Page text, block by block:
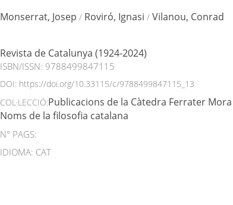
Monserrat, Josep / Roviró, Ignasi / Vilanou, Conrad
Revista de Catalunya (1924-2024)
ISBN/ISSN: 9788499847115
DOI: https://doi.org/10.33115/c/9788499847115_13
COL·LECCIÓ:Publicacions de la Càtedra Ferrater Mora
Noms de la filosofia catalana
N° PAGS:
IDIOMA: CAT